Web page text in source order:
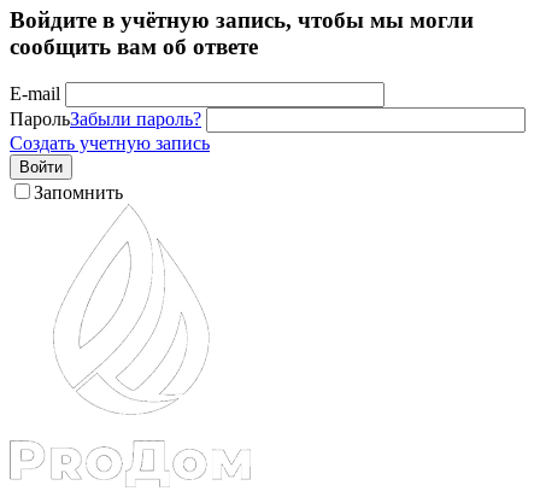
Войдите в учётную запись, чтобы мы могли
сообщить вам об ответе
E-mail
ПарольЗабыли пароль?
Создать учетную запись
Войти
Запомнить